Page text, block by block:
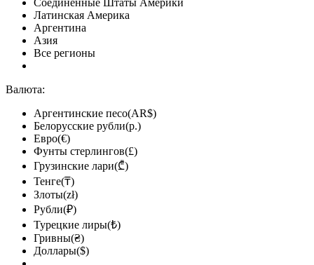
Соединённые Штаты Америки
Латинская Америка
Аргентина
Азия
Все регионы
Валюта:
Аргентинские песо(AR$)
Белорусские рубли(р.)
Евро(€)
Фунты стерлингов(£)
Грузинские лари(₾)
Тенге(₸)
Злоты(zł)
Рубли(₽)
Турецкие лиры(₺)
Гривны(₴)
Доллары($)